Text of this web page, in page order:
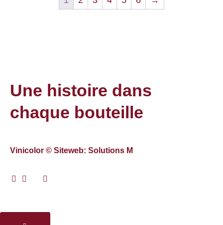
Une histoire dans
chaque bouteille
Vinicolor © Siteweb: Solutions M